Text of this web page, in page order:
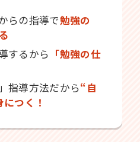
らの指導で勉強の
するから 「勉強の仕
指導方法だから“自
つく！